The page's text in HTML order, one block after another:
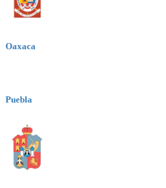
Oaxaca
Puebla